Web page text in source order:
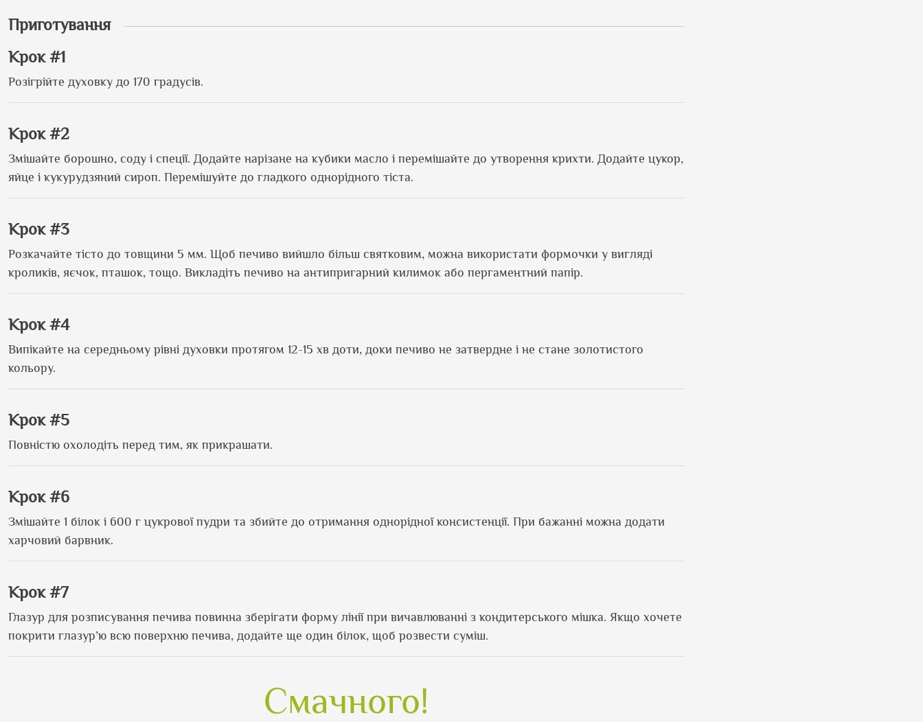
Приготування
Крок #1
Розігрійте духовку до 170 градусів.
Крок #2
Змішайте борошно, соду і спеції. Додайте нарізане на кубики масло і перемішайте до утворення крихти. Додайте цукор,
яйце і кукурудзяний сироп. Перемішуйте до гладкого однорідного тіста.
Крок #3
Розкачайте тісто до товщини 5 мм. Щоб печиво вийшло більш святковим, можна використати формочки у вигляді
кроликів, яєчок, пташок, тощо. Викладіть печиво на антипригарний килимок або пергаментний папір.
Крок #4
Випікайте на середньому рівні духовки протягом 12-15 хв доти, доки печиво не затвердне і не стане золотистого
кольору.
Крок #5
Повністю охолодіть перед тим, як прикрашати.
Крок #6
Змішайте 1 білок і 600 г цукрової пудри та збийте до отримання однорідної консистенції. При бажанні можна додати
харчовий барвник.
Крок #7
Глазур для розписування печива повинна зберігати форму лінії при вичавлюванні з кондитерського мішка. Якщо хочете
покрити глазур’ю всю поверхню печива, додайте ще один білок, щоб розвести суміш.
Смачного!